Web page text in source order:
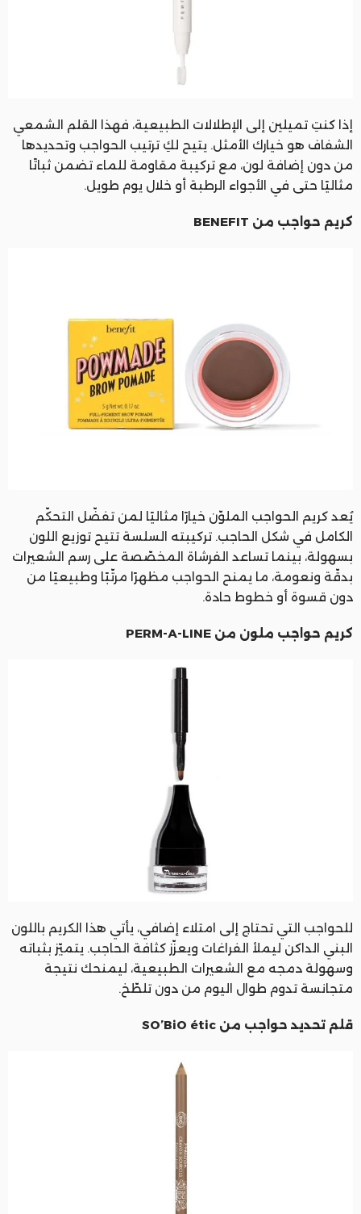
إذا كنتِ تميلين إلى الإطلالات الطبيعية، فهذا القلم الشمعي
الشفاف هو خيارك الأمثل. يتيح لكِ ترتيب الحواجب وتحديدها
من دون إضافة لون، مع تركيبة مقاومة للماء تضمن ثباتًا
مثاليًا حتى في الأجواء الرطبة أو خلال يوم طويل.
كريم حواجب من BENEFIT
يُعد كريم الحواجب الملوّن خيارًا مثاليًا لمن تفضّل التحكّم
الكامل في شكل الحاجب. تركيبته السلسة تتيح توزيع اللون
بسهولة، بينما تساعد الفرشاة المخصّصة على رسم الشعيرات
بدقّة ونعومة، ما يمنح الحواجب مظهرًا مرتّبًا وطبيعيًا من
دون قسوة أو خطوط حادة.
كريم حواجب ملون من PERM-A-LINE
للحواجب التي تحتاج إلى امتلاء إضافي، يأتي هذا الكريم باللون
البني الداكن ليملأ الفراغات ويعزّز كثافة الحاجب. يتميّز بثباته
وسهولة دمجه مع الشعيرات الطبيعية، ليمنحك نتيجة
متجانسة تدوم طوال اليوم من دون تلطّخ.
قلم تحديد حواجب من SO’BiO étic